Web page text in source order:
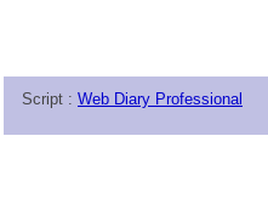
Script : Web Diary Professional